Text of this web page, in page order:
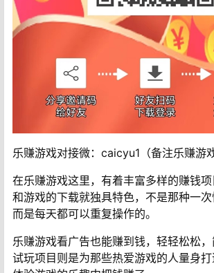
乐赚游戏对接微：caicyu1（备注乐赚游戏
在乐赚游戏这里，有着丰富多样的赚钱
和游戏的下载就独具特色，不是那种一次
而是每天都可以重复操作的。
乐赚游戏看广告也能赚到钱，轻轻松松
试玩项目则是为那些热爱游戏的人量身